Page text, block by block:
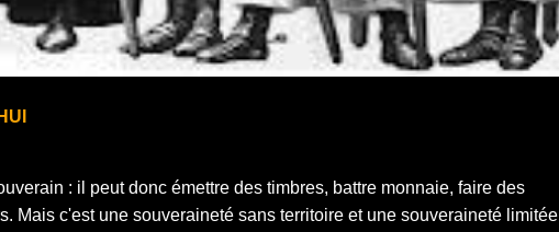
: il peut donc émettre des timbres, battre monnaie, faire des
Mais c'est une souveraineté sans territoire et une souveraineté limitée